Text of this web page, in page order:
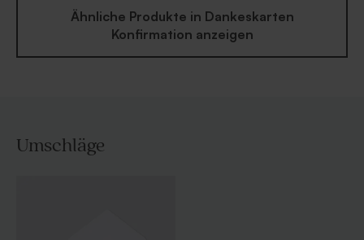
Ähnliche Produkte in Dankeskarten
Konfirmation anzeigen
Umschläge